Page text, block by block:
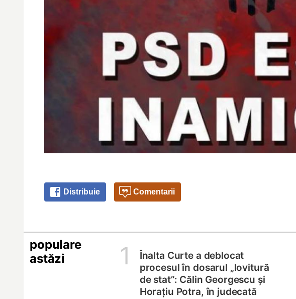
Distribuie Comentarii
populare
astăzi
1
Înalta Curte a deblocat
procesul în dosarul „lovitură
de stat”: Călin Georgescu și
Horațiu Potra, în judecată